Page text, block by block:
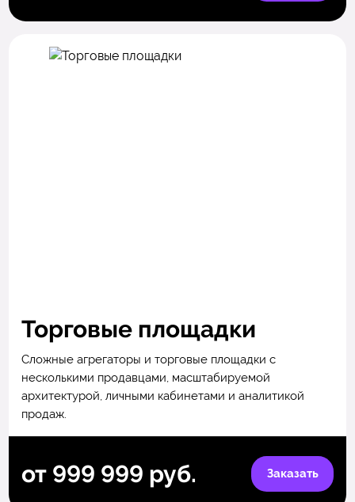
Торговые площадки
Сложные агрегаторы и торговые площадки с
несколькими продавцами, масштабируемой
архитектурой, личными кабинетами и аналитикой
продаж.
от 999 999 руб. Заказать